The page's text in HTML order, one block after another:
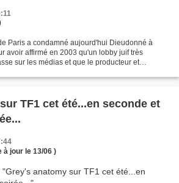
Paris a condamné aujourd'hui Dieudonné à
avoir affirmé en 2003 qu'un lobby juif très
sur les médias et que le producteur et
TF1 cet été...en seconde et
à jour le 13/06 )